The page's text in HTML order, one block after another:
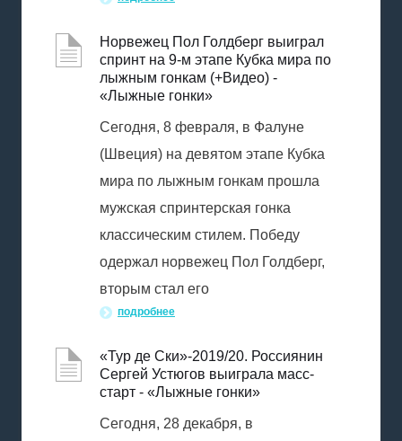
Норвежец Пол Голдберг выиграл
спринт на 9-м этапе Кубка мира по
лыжным гонкам (+Видео) -
«Лыжные гонки»
Сегодня, 8 февраля, в Фалуне
(Швеция) на девятом этапе Кубка
мира по лыжным гонкам прошла
мужская спринтерская гонка
классическим стилем. Победу
одержал норвежец Пол Голдберг,
вторым стал его
подробнее
«Тур де Ски»-2019/20. Россиянин
Сергей Устюгов выиграла масс-
старт - «Лыжные гонки»
Сегодня, 28 декабря, в